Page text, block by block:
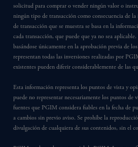
solicitud para comprar o vender ningún valor o
ningún tipo de transacción como consecuencia de
de transacción que se muestra se basa en la
cada transacción, que puede que ya no sea
basándose únicamente en la aprobación previa de
representan todas las inversiones realizadas por
existentes pueden diferir considerablemente de las
Esta información representa los puntos de vista y
puede no representar necesariamente los puntos
fuentes que PGIM considera fiables en la fecha de
a cambios sin previo aviso. Se prohíbe la
divulgación de cualquiera de sus contenidos, sin el